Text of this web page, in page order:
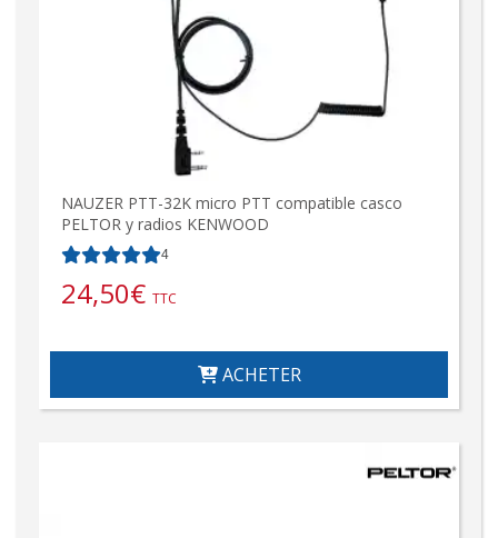
NAUZER PTT-32K micro PTT compatible casco
PELTOR y radios KENWOOD
4
24,50€ TTC
ACHETER